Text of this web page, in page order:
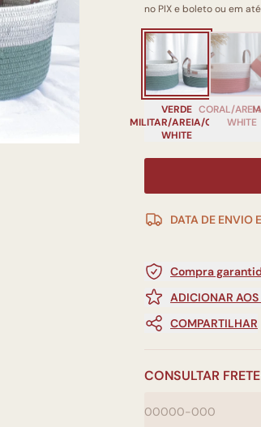
no PIX e boleto ou em
VERDE
MILITAR/AREIA/OFF
WHITE
CORAL/
WHITE
DATA DE
Compra
ADICIONAR AOS
COMPARTILHAR
CONSULTAR FRETE